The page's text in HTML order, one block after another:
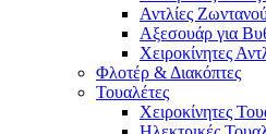
Αντλίες
Αξεσουάρ για
Χειροκίνητες
Φλοτέρ & Διακόπτες
Τουαλέτες
Χειροκίνητες